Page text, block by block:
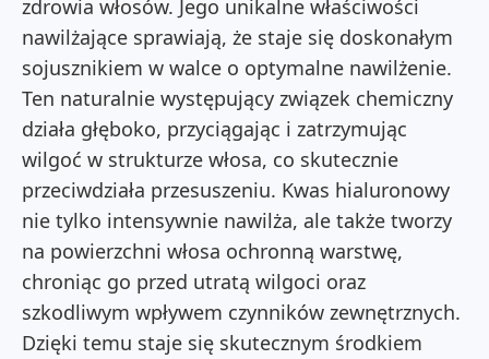
zdrowia włosów. Jego unikalne właściwości
nawilżające sprawiają, że staje się doskonałym
sojusznikiem w walce o optymalne nawilżenie.
Ten naturalnie występujący związek chemiczny
działa głęboko, przyciągając i zatrzymując
wilgoć w strukturze włosa, co skutecznie
przeciwdziała przesuszeniu. Kwas hialuronowy
nie tylko intensywnie nawilża, ale także tworzy
na powierzchni włosa ochronną warstwę,
chroniąc go przed utratą wilgoci oraz
szkodliwym wpływem czynników zewnętrznych.
Dzięki temu staje się skutecznym środkiem